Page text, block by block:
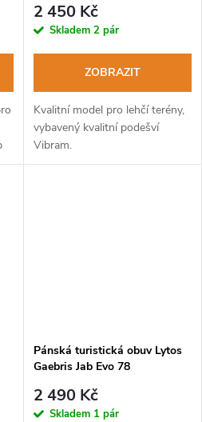
2 450 Kč
Skladem 2 pár
ZOBRAZIT
Kvalitní model pro lehčí terény,
vybavený kvalitní podešví
Vibram.
Pánská turistická obuv Lytos
Gaebris Jab Evo 78
2 490 Kč
Skladem 1 pár